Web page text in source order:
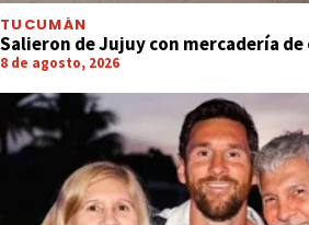
TUCUMÁN
Salieron de Jujuy con mercadería
8 de agosto, 2026